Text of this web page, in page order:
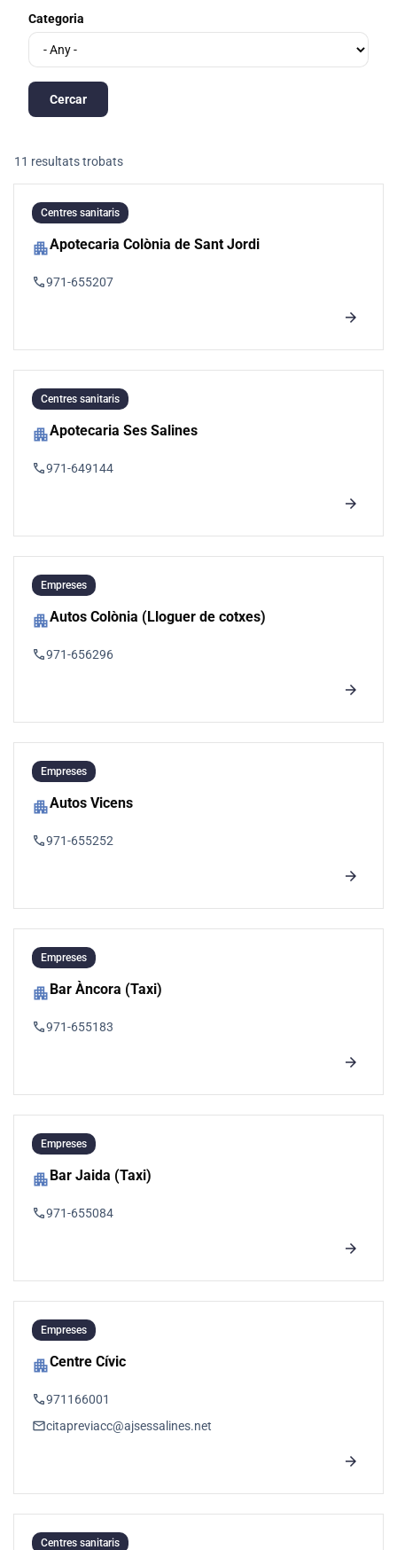
Categoria
11 resultats trobats
Centres sanitaris
apartmentApotecaria Colònia de Sant Jordi
phone971-655207
arrow_forward
Centres sanitaris
apartmentApotecaria Ses Salines
phone971-649144
arrow_forward
Empreses
apartmentAutos Colònia (Lloguer de cotxes)
phone971-656296
arrow_forward
Empreses
apartmentAutos Vicens
phone971-655252
arrow_forward
Empreses
apartmentBar Àncora (Taxi)
phone971-655183
arrow_forward
Empreses
apartmentBar Jaida (Taxi)
phone971-655084
arrow_forward
Empreses
apartmentCentre Cívic
phone971166001
emailcitapreviacc@ajsessalines.net
arrow_forward
Centres sanitaris